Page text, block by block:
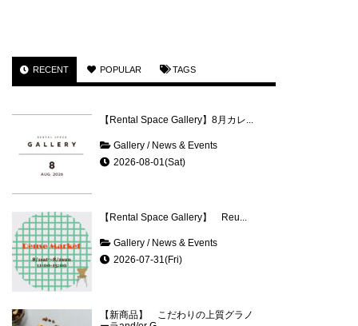
RECENT POPULAR TAGS
【Rental Space Gallery】8月カレ...
Gallery / News & Events
2026-08-01(Sat)
【Rental Space Gallery】 Reu...
Gallery / News & Events
2026-07-31(Fri)
【新商品】 こだわりの上質グラノ